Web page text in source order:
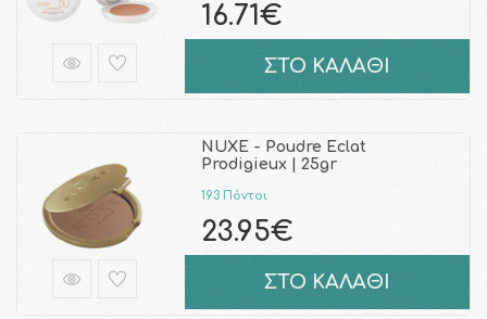
16.71€
ΣΤΟ ΚΑΛΑΘΙ
NUXE - Poudre Eclat
Prodigieux | 25gr
193 Πόντοι
23.95€
ΣΤΟ ΚΑΛΑΘΙ